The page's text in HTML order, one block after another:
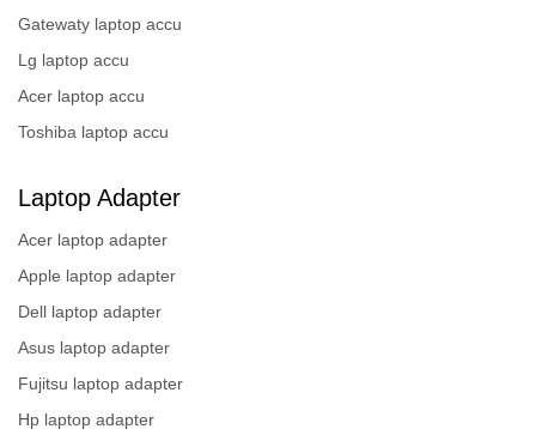
Gatewaty laptop accu
Lg laptop accu
Acer laptop accu
Toshiba laptop accu
Laptop Adapter
Acer laptop adapter
Apple laptop adapter
Dell laptop adapter
Asus laptop adapter
Fujitsu laptop adapter
Hp laptop adapter